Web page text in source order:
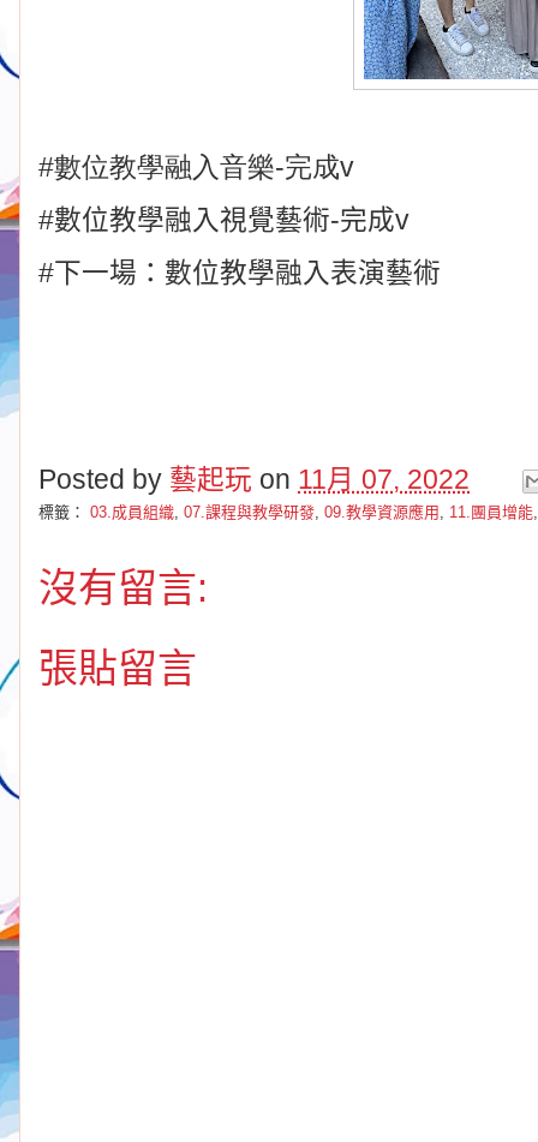
#數位教學融入音樂-完成v
#數位教學融入視覺藝術-完成v
#下一場：數位教學融入表演藝術
Posted by 藝起玩 on 11月 07, 2022
標籤： 03.成員組織, 07.課程與教學研發, 09.教學資源應用 , 11.團員增能
沒有留言:
張貼留言